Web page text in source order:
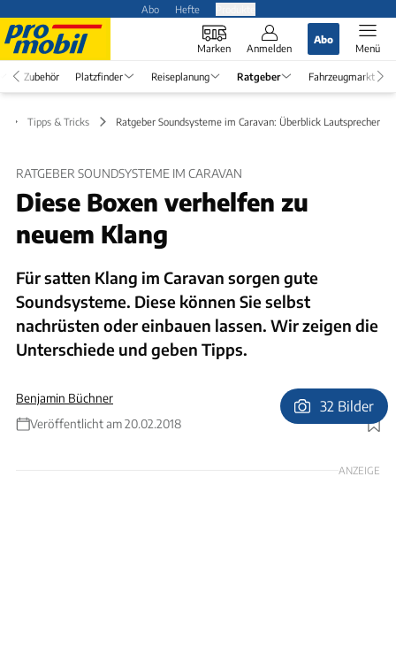
Abo Hefte
Marken Anmelden
Abo
Menü
Zubehör Platzfinder Reiseplanung Ratgeber Fahrzeugmarkt
Tipps & Tricks Ratgeber Soundsysteme im Caravan: Überblick Lautsprecher
RATGEBER SOUNDSYSTEME IM CARAVAN
Diese Boxen verhelfen zu
neuem Klang
Für satten Klang im Caravan sorgen gute
Soundsysteme. Diese können Sie selbst
nachrüsten oder einbauen lassen. Wir zeigen die
Unterschiede und geben Tipps.
Benjamin Büchner
Veröffentlicht am 20.02.2018
Foto: Andreas Becker Ludwigsburg
32 Bilder
ANZEIGE